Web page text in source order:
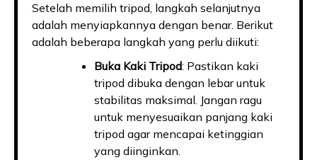
Setelah memilih tripod, langkah selanjutnya
adalah menyiapkannya dengan benar. Berikut
adalah beberapa langkah yang perlu diikuti:
Buka Kaki Tripod: Pastikan kaki
tripod dibuka dengan lebar untuk
stabilitas maksimal. Jangan ragu
untuk menyesuaikan panjang kaki
tripod agar mencapai ketinggian
yang diinginkan.